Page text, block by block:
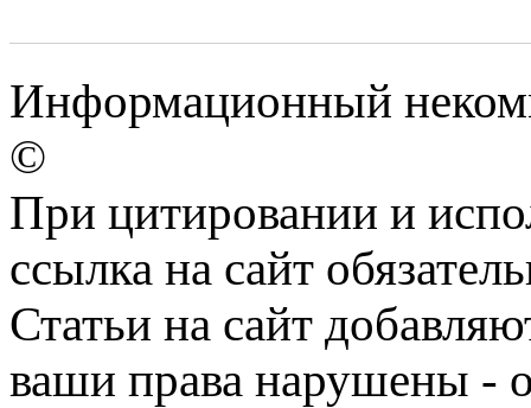
Информационный
©
При цитировании и
ссылка на сайт
Статьи на сайт
ваши права нарушены -